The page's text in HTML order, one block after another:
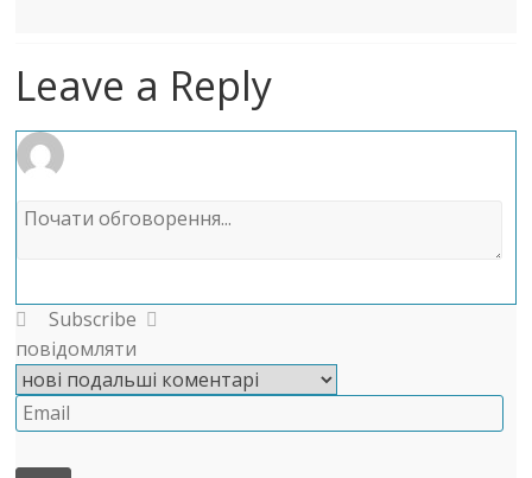
Leave a Reply
Subscribe
повідомляти